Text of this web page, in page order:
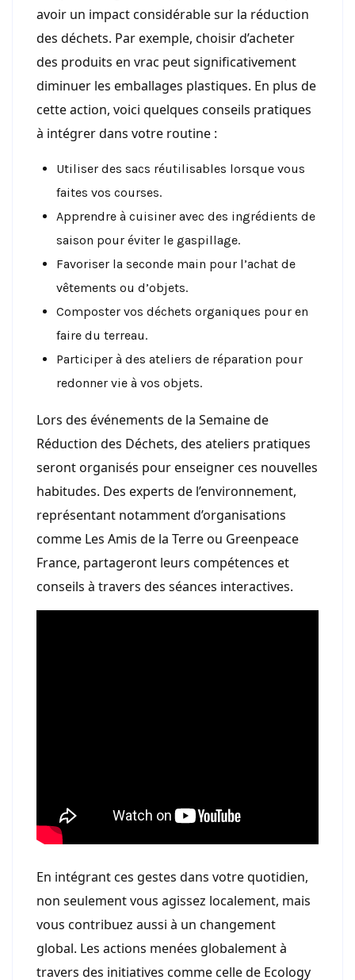
avoir un impact considérable sur la réduction
des déchets. Par exemple, choisir d’acheter
des produits en vrac peut significativement
diminuer les emballages plastiques. En plus de
cette action, voici quelques conseils pratiques
à intégrer dans votre routine :
Utiliser des sacs réutilisables lorsque vous
faites vos courses.
Apprendre à cuisiner avec des ingrédients de
saison pour éviter le gaspillage.
Favoriser la seconde main pour l’achat de
vêtements ou d’objets.
Composter vos déchets organiques pour en
faire du terreau.
Participer à des ateliers de réparation pour
redonner vie à vos objets.
Lors des événements de la Semaine de
Réduction des Déchets, des ateliers pratiques
seront organisés pour enseigner ces nouvelles
habitudes. Des experts de l’environnement,
représentant notamment d’organisations
comme Les Amis de la Terre ou Greenpeace
France, partageront leurs compétences et
conseils à travers des séances interactives.
En intégrant ces gestes dans votre quotidien,
non seulement vous agissez localement, mais
vous contribuez aussi à un changement
global. Les actions menées globalement à
travers des initiatives comme celle de Ecology